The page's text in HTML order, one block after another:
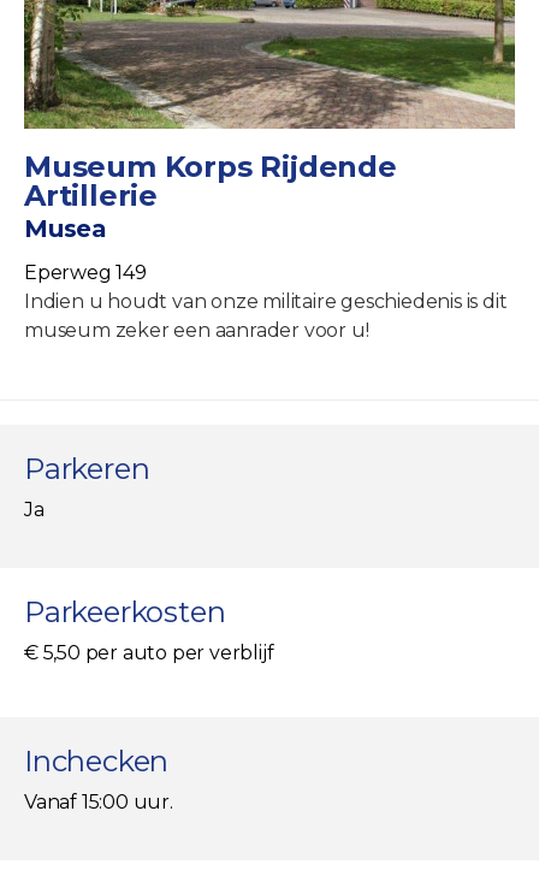
Museum Korps Rijdende
Artillerie
Musea
Eperweg 149
Indien u houdt van onze militaire geschiedenis is dit
museum zeker een aanrader voor u!
Parkeren
Ja
Parkeerkosten
€ 5,50 per auto per verblijf
Inchecken
Vanaf 15:00 uur.